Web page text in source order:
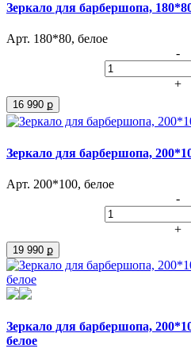
Зеркало для барбершопа,
Арт. 180*80, белое
-
+
16 990 ք
Зеркало для барбершопа,
Арт. 200*100, белое
-
+
19 990 ք
Зеркало для барбершопа,
белое